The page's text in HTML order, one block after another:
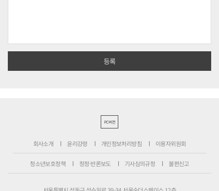
PC버전
회사소개 윤리강령 개인정보처리방침 이용자위원회
청소년보호정책 정정·반론보도 기사심의규정 불편신고